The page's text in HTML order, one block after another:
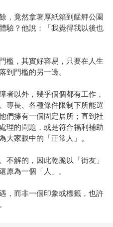
，竟然拿著厚紙箱到艋舺公園
驗？他說：「我覺得我以後也
檻，其實好容易，只要在人生
到門檻的另一邊。
者以外，幾乎個個都有工作，
專長、各種條件限制下所能選
們擁有一個固定居所；直到社
理的問題，或是符合福利補助
大家眼中的「正常人」。
不解的，因此乾脆以「街友」
原為一個「人」。
，而非一個印象或標籤，也許